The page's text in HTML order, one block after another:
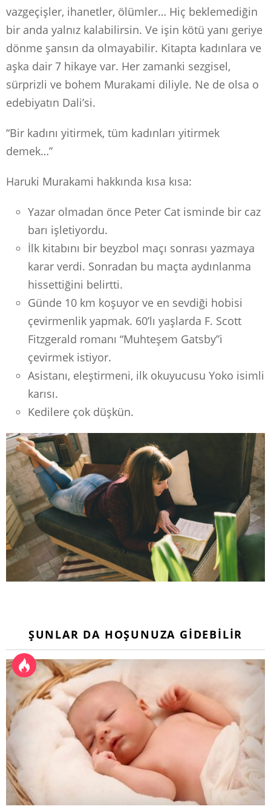
vazgeçişler, ihanetler, ölümler… Hiç beklemediğin
bir anda yalnız kalabilirsin. Ve işin kötü yanı geriye
dönme şansın da olmayabilir. Kitapta kadınlara ve
aşka dair 7 hikaye var. Her zamanki sezgisel,
sürprizli ve bohem Murakami diliyle. Ne de olsa o
edebiyatın Dali’si.
“Bir kadını yitirmek, tüm kadınları yitirmek
demek…”
Haruki Murakami hakkında kısa kısa:
Yazar olmadan önce Peter Cat isminde bir caz
barı işletiyordu.
İlk kitabını bir beyzbol maçı sonrası yazmaya
karar verdi. Sonradan bu maçta aydınlanma
hissettiğini belirtti.
Günde 10 km koşuyor ve en sevdiği hobisi
çevirmenlik yapmak. 60’lı yaşlarda F. Scott
Fitzgerald romanı “Muhteşem Gatsby”i
çevirmek istiyor.
Asistanı, eleştirmeni, ilk okuyucusu Yoko isimli
karısı.
Kedilere çok düşkün.
ŞUNLAR DA HOŞUNUZA GIDEBILIR